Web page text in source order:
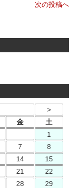
次の投稿へ
>
金
土
1
7
8
14
15
21
22
28
29